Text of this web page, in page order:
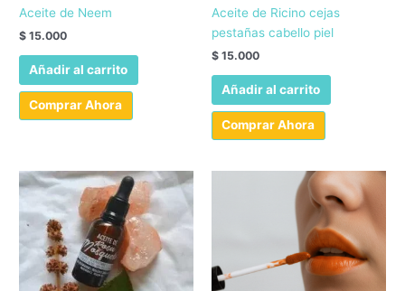
Aceite de Neem
$ 15.000
Añadir al carrito
Comprar Ahora
Aceite de Ricino cejas
pestañas cabello piel
$ 15.000
Añadir al carrito
Comprar Ahora